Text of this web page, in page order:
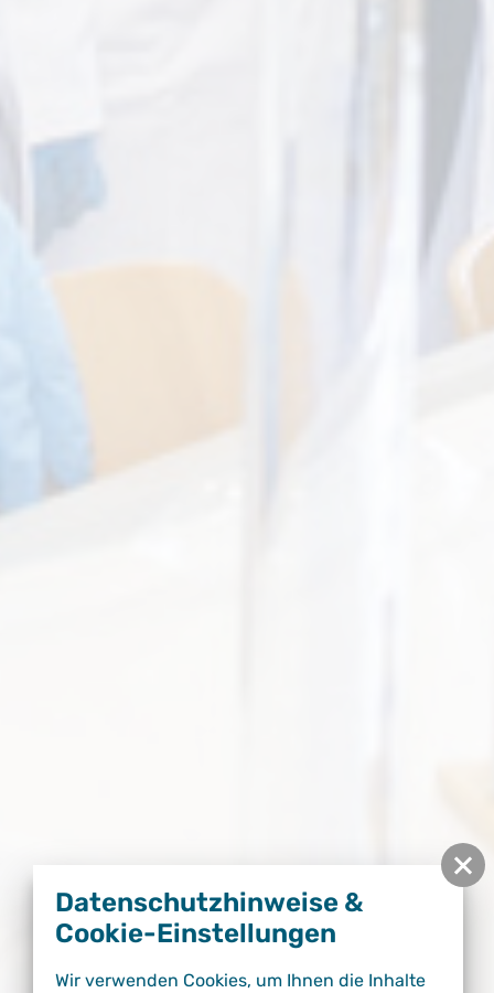
Datenschutzhinweise &
Cookie-Einstellungen
Wir verwenden Cookies, um Ihnen die Inhalte